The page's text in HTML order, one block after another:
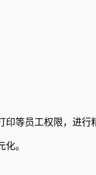
印等员工权限，进
。